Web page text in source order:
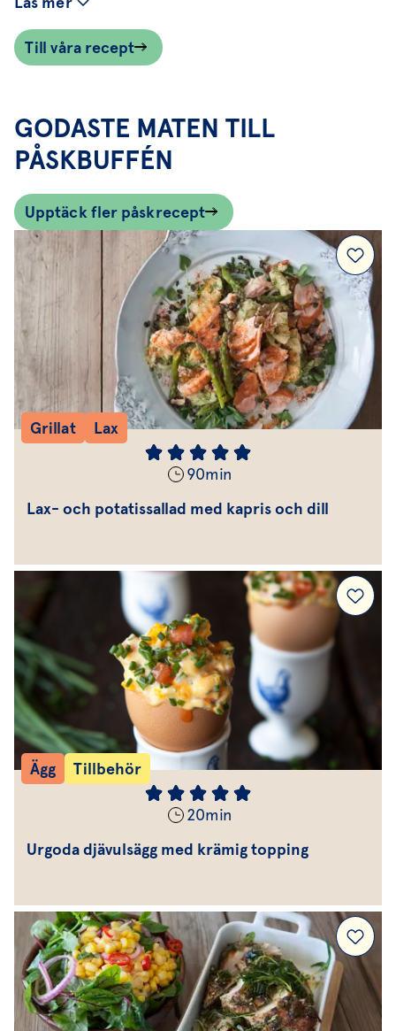
mocktail eller drink och avsluta med en söt
dessert. Glad påsk önskar vi på Svegro!
Till våra recept
GODASTE MATEN TILL
PÅSKBUFFÉN
Upptäck fler påskrecept
Grillat Lax
90min
Lax- och potatissallad med kapris och dill
Ägg Tillbehör
20min
Urgoda djävulsägg med krämig topping